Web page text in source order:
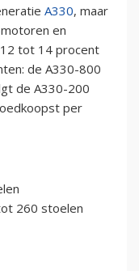
A330, maar
en
12 tot 14 procent
de A330-800
de A330-200
per
260 stoelen